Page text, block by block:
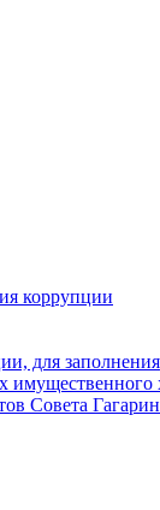
коррупции
для заполнения
имущественного
Совета